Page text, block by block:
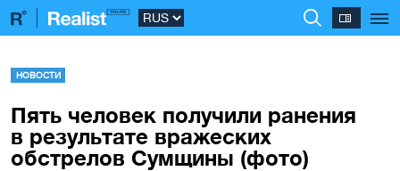
НОВОСТИ
Пять человек получили ранения
в результате вражеских
обстрелов Сумщины (фото)